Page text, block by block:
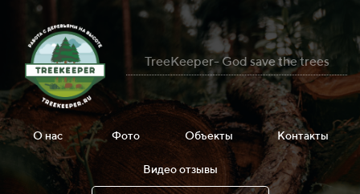
TreeKeeper- God save the trees
О нас Фото Объекты Контакты
Видео отзывы